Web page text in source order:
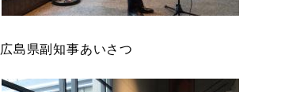
広島県副知事あいさつ